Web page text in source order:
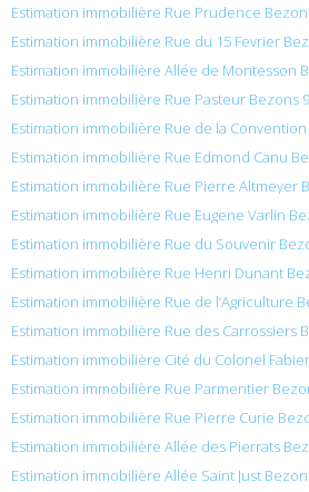
Estimation immobilière Rue Prudence
Estimation immobilière Rue du 15 Fevrier
Estimation immobilière Allée de Montesson
Estimation immobilière Rue Pasteur Bezons
Estimation immobilière Rue de la
Estimation immobilière Rue Edmond Canu
Estimation immobilière Rue Pierre Altmeyer
Estimation immobilière Rue Eugene Varlin
Estimation immobilière Rue du Souvenir
Estimation immobilière Rue Henri Dunant
Estimation immobilière Rue de l’Agriculture
Estimation immobilière Rue des Carrossiers
Estimation immobilière Cité du Colonel
Estimation immobilière Rue Parmentier
Estimation immobilière Rue Pierre Curie
Estimation immobilière Allée des Pierrats
Estimation immobilière Allée Saint Just